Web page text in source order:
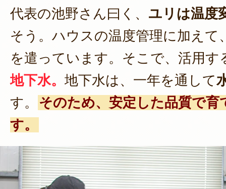
代表の池野さん曰く、 ユリは温度
そう。ハウスの温度管理に加えて
を遣っています。そこで、活用す
地下水。 地下水は、一年を通して
す。
そのため、安定した品質で
す。